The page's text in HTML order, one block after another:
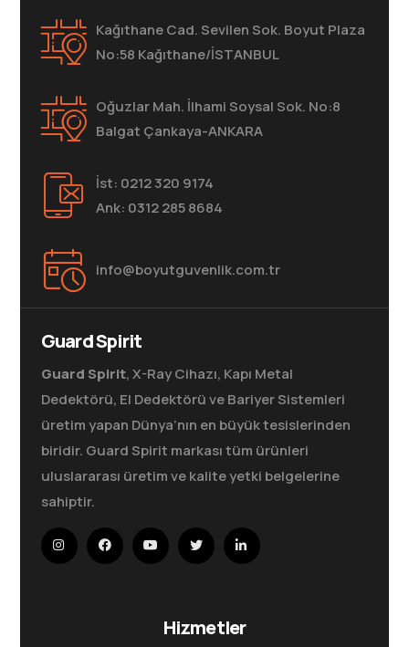
Kağıthane Cad. Sevilen Sok. Boyut Plaza
No:58 Kağıthane/İSTANBUL
Oğuzlar Mah. İlhami Soysal Sok. No:8
Balgat Çankaya-ANKARA
İst: 0212 320 9174
Ank: 0312 285 8684
info@boyutguvenlik.com.tr
Guard Spirit
Guard Spirit, X-Ray Cihazı, Kapı Metal
Dedektörü, El Dedektörü ve Bariyer Sistemleri
üretim yapan Dünya’nın en büyük tesislerinden
biridir. Guard Spirit markası tüm ürünleri
uluslararası üretim ve kalite yetki belgelerine
sahiptir.
Hizmetler